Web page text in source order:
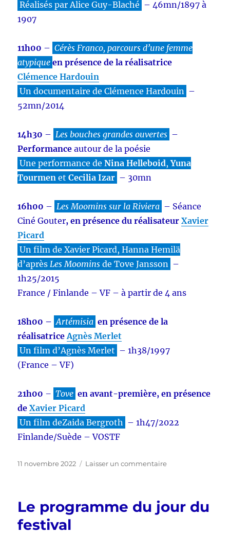
Réalisés par Alice Guy-Blaché – 46mn/1897 à
1907
11h00 – Cérès Franco, parcours d’une femme
atypique en présence de la réalisatrice
Clémence Hardouin
Un documentaire de Clémence Hardouin –
52mn/2014
14h30 – Les bouches grandes ouvertes –
Performance autour de la poésie
Une performance deNina Helleboid,Yuna
Tourmen etCecilia Izar – 30mn
16h00 – Les Moomins sur la Riviera – Séance
Ciné Gouter, en présence du réalisateurXavier
Picard
Un film de Xavier Picard, Hanna Hemilä
d’aprèsLes Moomins de Tove Jansson –
1h25/2015
France / Finlande – VF – à partir de 4 ans
18h00 – Artémisia en présence de la
réalisatriceAgnès Merlet
Un film d’Agnès Merlet – 1h38/1997
(France – VF)
21h00 – Tove en avant-première, en présence
deXavier Picard
Un film deZaida Bergroth – 1h47/2022
Finlande/Suède – VOSTF
Publié
11 novembre 2022 Laisser un commentairesur
vendredi
Le programme du jour du
festival